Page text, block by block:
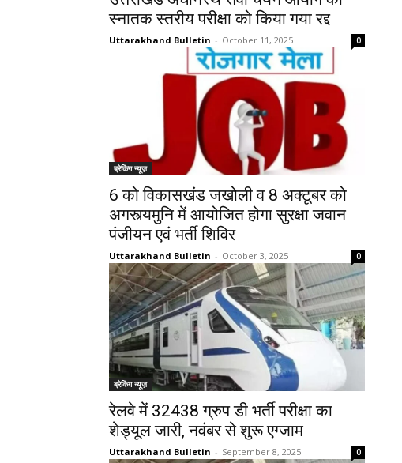
स्नातक स्तरीय परीक्षा को किया गया रद्द
Uttarakhand Bulletin - October 11, 2025 0
ब्रेकिंग न्यूज़
6 को विकासखंड जखोली व 8 अक्टूबर को
अगस्त्यमुनि में आयोजित होगा सुरक्षा जवान
पंजीयन एवं भर्ती शिविर
Uttarakhand Bulletin - October 3, 2025 0
ब्रेकिंग न्यूज़
रेलवे में 32438 ग्रुप डी भर्ती परीक्षा का
शेड्यूल जारी, नवंबर से शुरू एग्जाम
Uttarakhand Bulletin - September 8, 2025 0